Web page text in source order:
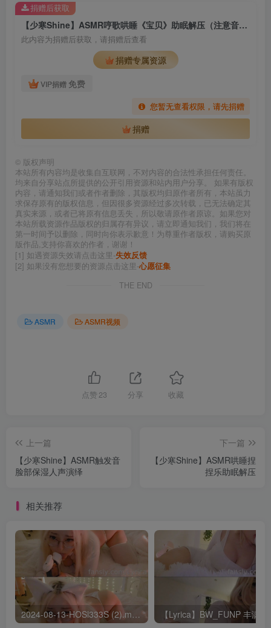
【少寒Shine】ASMR哼歌哄睡《宝贝》助眠解压（注意音量！）
此内容为捐赠后获取，请捐赠后查看
捐赠专属资源
VIP捐赠 免费
您暂无查看权限，请先捐赠
捐赠
捐赠后获取
© 版权声明
本站所有内容均是收集自互联网，不对内容的合法性承担任何责任。
均来自分享站点所提供的公开引用资源和站内用户分享。 如果有版权
内容，请通知我们或者作者删除，其版权均归原作者所有，本站虽力
求保存原有的版权信息，但因很多资源经过多次转载，已无法确定其
真实来源，或者已将原有信息丢失，所以敬请原作者原谅。如果您对
本站所载资源作品版权的归属存有异议，请立即通知我们，我们将在
第一时间予以删除，同时向你表示歉意！为尊重作者版权，请购买原
版作品,支持你喜欢的作者，谢谢！
[1] 如遇资源失效请点击这里-失效反馈
[2] 如果没有您想要的资源点击这里-心愿征集
THE END
ASMR ASMR视频
点赞 23 分享 收藏
上一篇
【少寒Shine】ASMR触发音
脸部保湿人声演绎
下一篇
【少寒Shine】ASMR哄睡捏
捏乐助眠解压
相关推荐
2024-08-13-HOSl333S (2).mp4 – AList